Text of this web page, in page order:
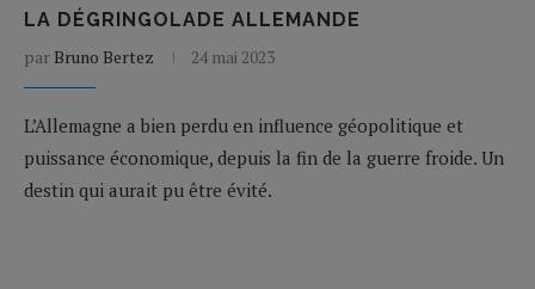
LA DÉGRINGOLADE ALLEMANDE
par Bruno Bertez 24 mai 2023
L’Allemagne a bien perdu en influence géopolitique et
puissance économique, depuis la fin de la guerre froide. Un
destin qui aurait pu être évité.